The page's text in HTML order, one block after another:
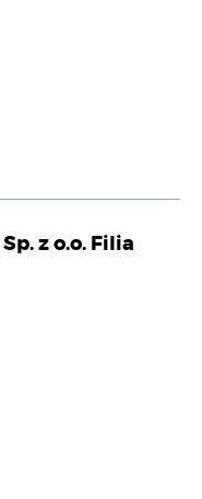
z o.o. Filia